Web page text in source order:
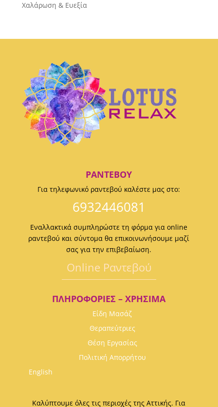
Χαλάρωση & Ευεξία
ΡΑΝΤΕΒΟΎ
Για τηλεφωνικό ραντεβού καλέστε μας στο:
6932446081
Εναλλακτικά συμπληρώστε τη φόρμα για online
ραντεβού και σύντομα θα επικοινωνήσουμε μαζί
σας για την επιβεβαίωση.
Οnline Ραντεβού
ΠΛΗΡΟΦΟΡΊΕΣ – ΧΡΉΣΙΜΑ
Είδη Μασάζ
Θεραπεύτριες
Θέση Εργασίας
Πολιτική Απορρήτου
English
Καλύπτουμε όλες τις περιοχές της Αττικής. Για